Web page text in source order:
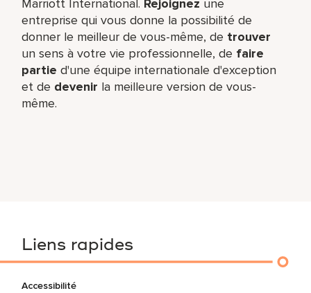
Marriott International. Rejoignez une
entreprise qui vous donne la possibilité de
donner le meilleur de vous-même,​ de trouver
un sens à votre vie professionnelle, de faire
partie d'une équipe internationale​ d'exception
et de devenir la meilleure version de vous-
même.
Liens rapides
Accessibilité